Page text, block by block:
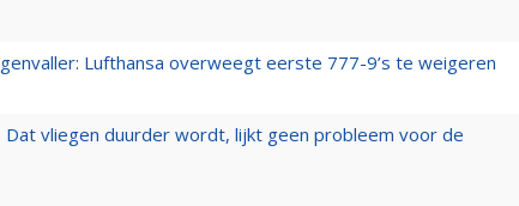
Lufthansa overweegt eerste 777-9’s te weigeren
Dat vliegen duurder wordt, lijkt geen probleem voor de